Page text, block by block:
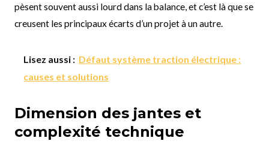
pèsent souvent aussi lourd dans la balance, et c’est là que se
creusent les principaux écarts d’un projet à un autre.
Lisez aussi : Défaut système traction électrique :
causes et solutions
Dimension des jantes et
complexité technique